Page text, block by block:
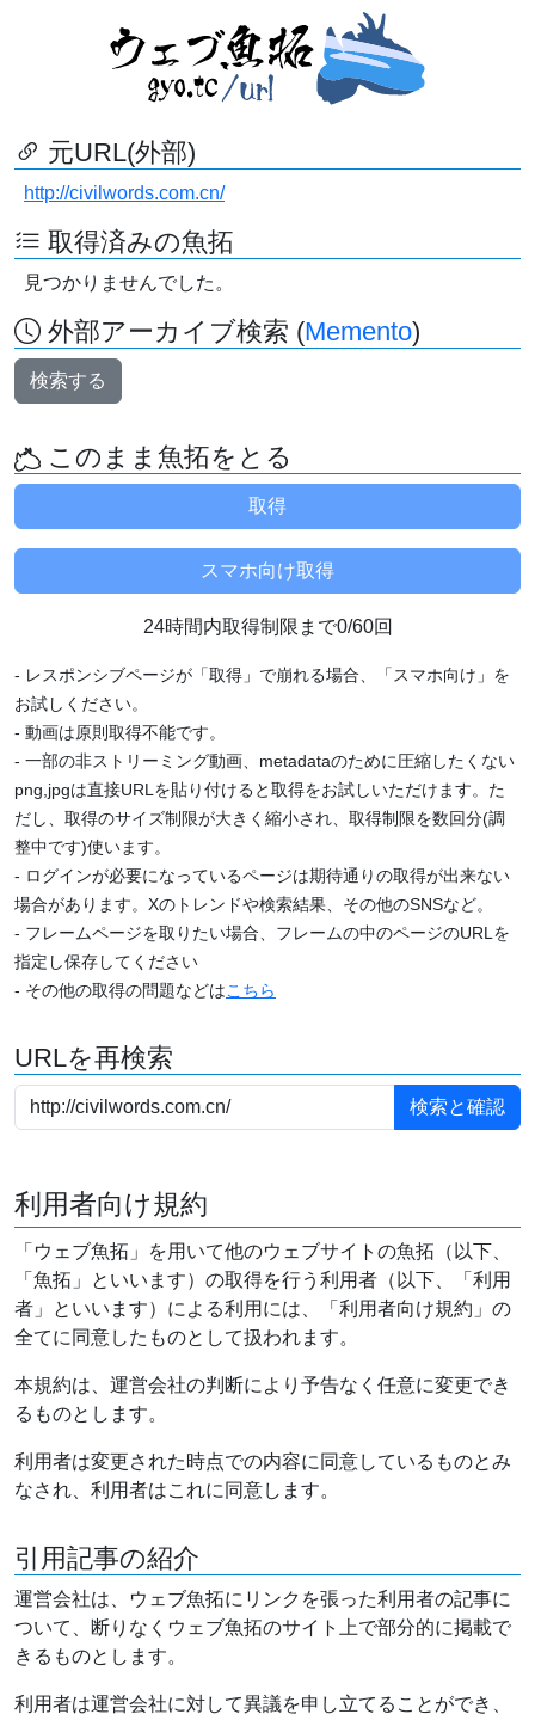
元URL(外部)
http://civilwords.com.cn/
取得済みの魚拓
見つかりませんでした。
外部アーカイブ検索 (Memento)
検索する
このまま魚拓をとる
24時間内取得制限まで0/60回
- レスポンシブページが「取得」で崩れる場合、「スマホ向け」を
お試しください。
- 動画は原則取得不能です。
- 一部の非ストリーミング動画、metadataのために圧縮したくない
png,jpgは直接URLを貼り付けると取得をお試しいただけます。た
だし、取得のサイズ制限が大きく縮小され、取得制限を数回分(調
整中です)使います。
- ログインが必要になっているページは期待通りの取得が出来ない
場合があります。Xのトレンドや検索結果、その他のSNSなど。
- フレームページを取りたい場合、フレームの中のページのURLを
指定し保存してください
- その他の取得の問題などはこちら
URLを再検索
利用者向け規約
「ウェブ魚拓」を用いて他のウェブサイトの魚拓（以下、
「魚拓」といいます）の取得を行う利用者（以下、「利用
者」といいます）による利用には、「利用者向け規約」の
全てに同意したものとして扱われます。
本規約は、運営会社の判断により予告なく任意に変更でき
るものとします。
利用者は変更された時点での内容に同意しているものとみ
なされ、利用者はこれに同意します。
引用記事の紹介
運営会社は、ウェブ魚拓にリンクを張った利用者の記事に
ついて、断りなくウェブ魚拓のサイト上で部分的に掲載で
きるものとします。
利用者は運営会社に対して異議を申し立てることができ、